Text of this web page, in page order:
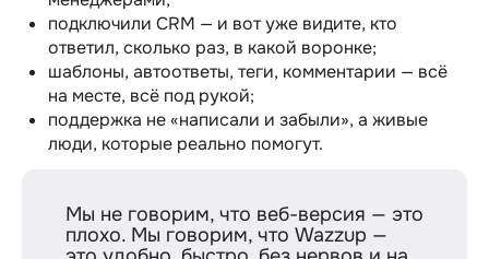
подключили CRM — и вот уже видите, кто
ответил, сколько раз, в какой воронке;
шаблоны, автоответы, теги, комментарии — всё
на месте, всё под рукой;
поддержка не «написали и забыли», а живые
люди, которые реально помогут.
Мы не говорим, что веб-версия — это
плохо. Мы говорим, что Wazzup —